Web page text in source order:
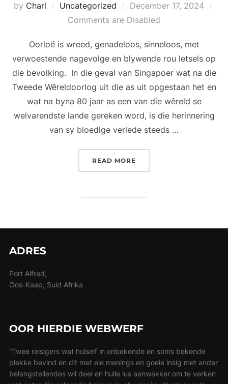
by Charl Uncategorized
Posted
on
December 17, 2024
Comments are Disabled
Oorloë is wreed, genadeloos, sinneloos, met
verwoestende nagevolge en blywende rou letsels op
die bevolking. In die geval van Singapoer wat na die
Tweede Wêreldoorlog uit die as uit opgestaan het en
wat na byna 80 jaar as een van die wêreld se
welvarendste lande gereken word, is die herinnering
van sy bloedige verlede steeds …
READ MORE
ADRES
Port Alfred,
Oos-Kaap, Suid Afrika
OOR HIERDIE WEBWERF
“Twee reisigers wat hulself in onbekende en soms bekende
plekke bevind en dit met eie menings en goeie insig met ander
belangstellendes wil deel en hulle lus aanwakker om te verken